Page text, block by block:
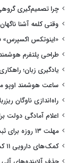
چرا تصمیم‌گیری
وقتی کلمه آشنا
«اینوتکس اکسپرس»
طراحی پلتفرم
یادگیری زبان؛
ساعت هوشمند اوپو
راه‌اندازی ناوگان
اعلام آمادگی دولت
مهلت ۱۳ روزه برای ثبت اطلاعات کالاهای پزشکی
کمک‌های دارویی ۱۱ کشور به ایران در دوران جنگ